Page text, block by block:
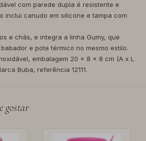
com parede dupla é resistente e
inclui canudo em silicone e tampa com
e chás, e integra a linha Gumy, que
e pote térmico no mesmo estilo.
embalagem 20 x 8 x 8 cm (A x L
Buba, referência 12111.
gostar